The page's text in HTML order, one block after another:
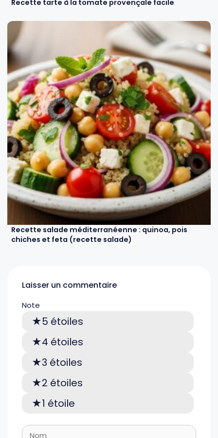
Recette tarte à la tomate provençale facile
Recette salade méditerranéenne : quinoa, pois
chiches et feta (recette salade)
Laisser un commentaire
Note
5 étoiles
4 étoiles
3 étoiles
2 étoiles
1 étoile